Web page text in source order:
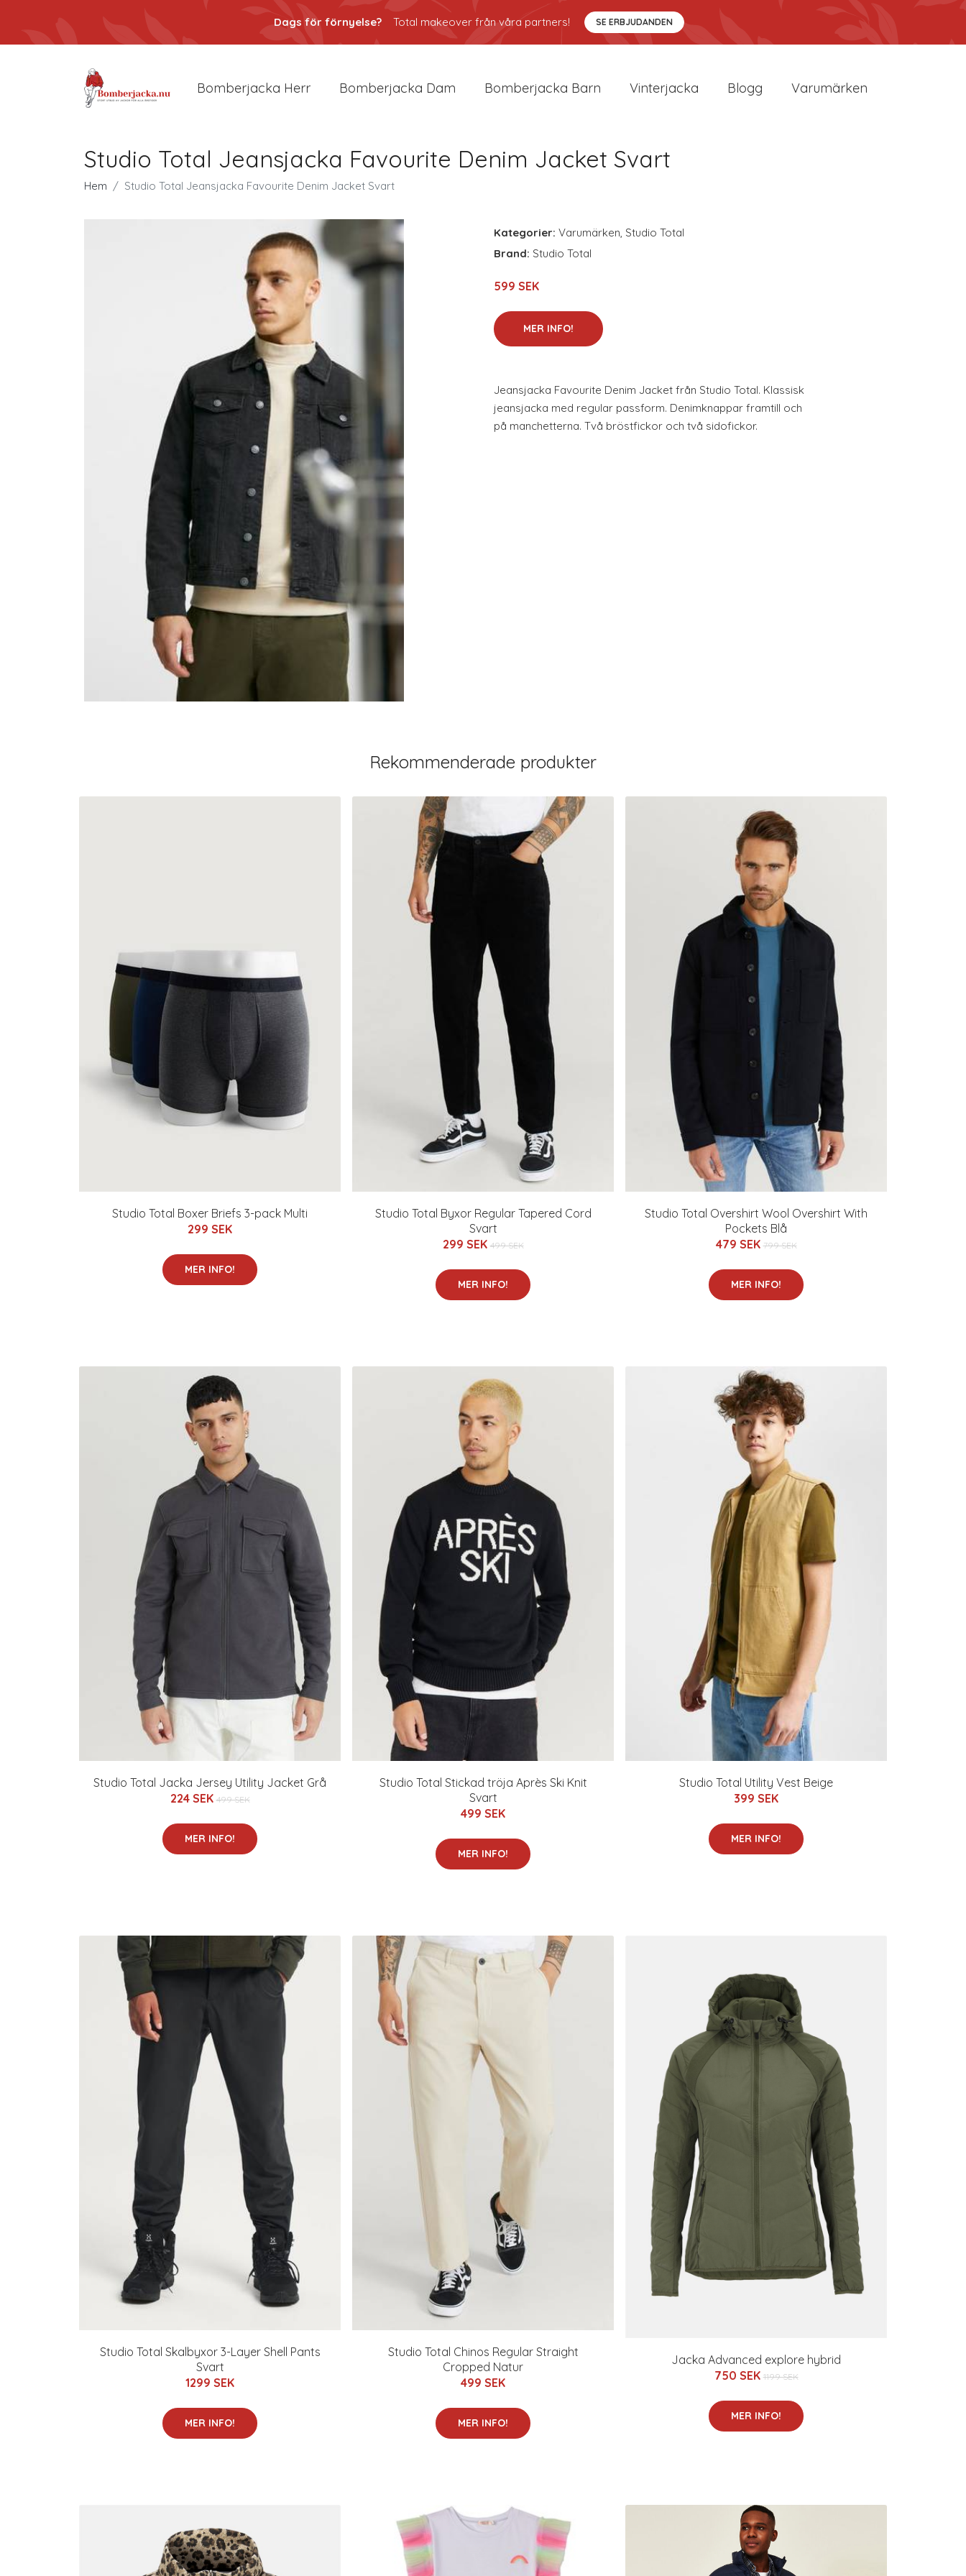
Dags för förnyelse? Total makeover från våra partners! SE ERBJUDANDEN
Bomberjacka Herr Bomberjacka Dam Bomberjacka Barn Vinterjacka Blogg Varumärken
Studio Total Jeansjacka Favourite Denim Jacket Svart
Hem Studio Total Jeansjacka Favourite Denim Jacket Svart
Kategorier: Varumärken, Studio Total
Brand: Studio Total
599 SEK
MER INFO!
Jeansjacka Favourite Denim Jacket från Studio Total. Klassisk
jeansjacka med regular passform. Denimknappar framtill och
på manchetterna. Två bröstfickor och två sidofickor.
Rekommenderade produkter
Studio Total Boxer Briefs 3-pack Multi
299 SEK
MER INFO!
Studio Total Byxor Regular Tapered Cord
Svart
299 SEK 499 SEK
MER INFO!
Studio Total Overshirt Wool Overshirt With
Pockets Blå
479 SEK 799 SEK
MER INFO!
Studio Total Jacka Jersey Utility Jacket Grå
224 SEK 499 SEK
MER INFO!
Studio Total Stickad tröja Après Ski Knit
Svart
499 SEK
MER INFO!
Studio Total Utility Vest Beige
399 SEK
MER INFO!
Studio Total Skalbyxor 3-Layer Shell Pants
Svart
1299 SEK
MER INFO!
Studio Total Chinos Regular Straight
Cropped Natur
499 SEK
MER INFO!
Jacka Advanced explore hybrid
750 SEK 1199 SEK
MER INFO!